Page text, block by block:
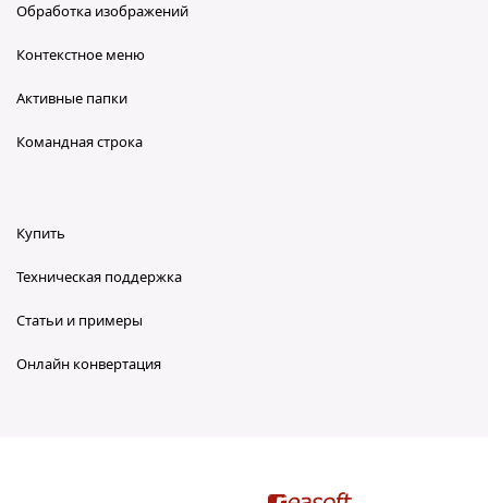
Обработка изображений
Контекстное меню
Активные папки
Командная строка
Купить
Техническая поддержка
Статьи и примеры
Онлайн конвертация